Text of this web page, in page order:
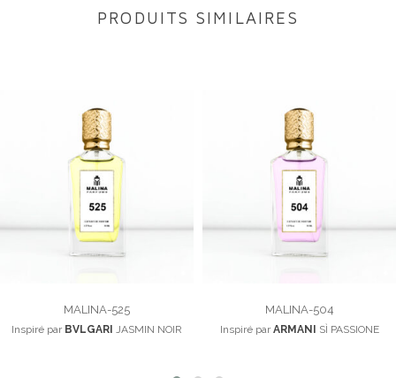
PRODUITS SIMILAIRES
MALINA-525
Inspiré par BVLGARI JASMIN NOIR
MALINA-504
Inspiré parARMANI SÌ PASSIONE